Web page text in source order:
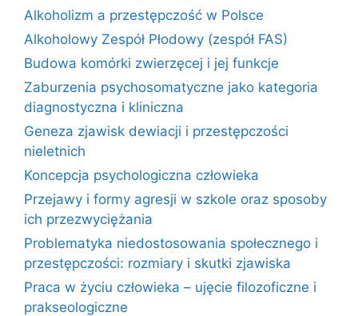
Alkoholizm a przestępczość w Polsce
Alkoholowy Zespół Płodowy (zespół FAS)
Budowa komórki zwierzęcej i jej funkcje
Zaburzenia psychosomatyczne jako kategoria
diagnostyczna i kliniczna
Geneza zjawisk dewiacji i przestępczości
nieletnich
Koncepcja psychologiczna człowieka
Przejawy i formy agresji w szkole oraz sposoby
ich przezwyciężania
Problematyka niedostosowania społecznego i
przestępczości: rozmiary i skutki zjawiska
Praca w życiu człowieka – ujęcie filozoficzne i
prakseologiczne